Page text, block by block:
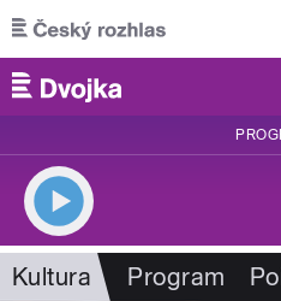
Přejít k hlavnímu obsahu
Kultura Program